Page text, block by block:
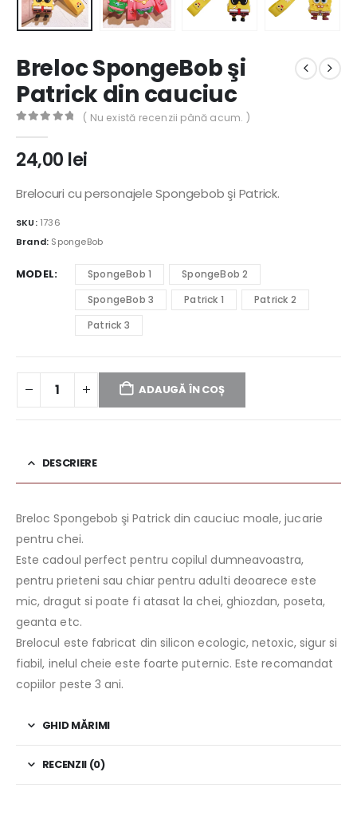
Breloc SpongeBob şi
Patrick din cauciuc
( Nu există recenzii până acum. )
24,00 lei
Brelocuri cu personajele Spongebob şi Patrick.
SKU: 1736
Brand: SpongeBob
MODEL SpongeBob 1
SpongeBob 2
SpongeBob 3
Patrick 1
Patrick 2
Patrick 3
ADAUGĂ ÎN COȘ
DESCRIERE
Breloc Spongebob şi Patrick din cauciuc moale, jucarie
pentru chei.
Este cadoul perfect pentru copilul dumneavoastra,
pentru prieteni sau chiar pentru adulti deoarece este
mic, dragut si poate fi atasat la chei, ghiozdan, poseta,
geanta etc.
Brelocul este fabricat din silicon ecologic, netoxic, sigur si
fiabil, inelul cheie este foarte puternic. Este recomandat
copiilor peste 3 ani.
GHID MĂRIMI
RECENZII (0)